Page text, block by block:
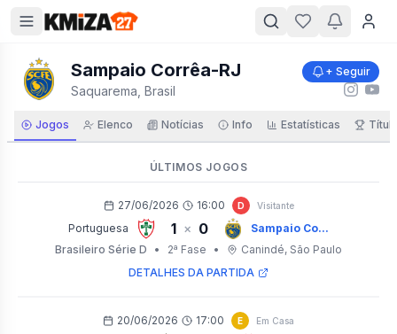
Sampaio Corrêa-RJ
Saquarema, Brasil
+ Seguir
Jogos Elenco Notícias Info Estatísticas
ÚLTIMOS JOGOS
27/06/2026 16:00 D Visitante
Portuguesa 1 × 0
Sampaio Co...
Brasileiro Série D
• 2ª Fase • Canindé, São Paulo
DETALHES DA PARTIDA
20/06/2026 17:00 E Em Casa